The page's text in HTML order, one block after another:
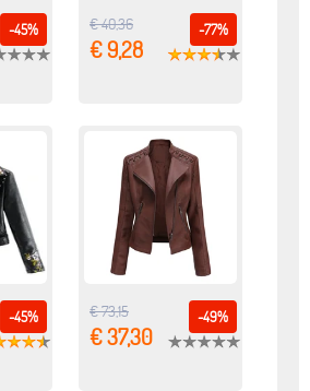
-45% -77%
€ 40,36
€ 9,28
-45% -49%
€ 73,15
€ 37,30